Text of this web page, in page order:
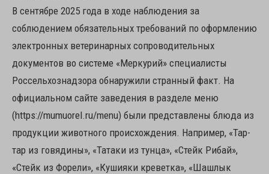
В сентябре 2025 года в ходе наблюдения за
соблюдением обязательных требований по оформлению
электронных ветеринарных сопроводительных
документов во системе «Меркурий» специалисты
Россельхознадзора обнаружили странный факт. На
официальном сайте заведения в разделе меню
(https://mumuorel.ru/menu) были представлены блюда из
продукции животного происхождения. Например, «Тар-
тар из говядины», «Татаки из тунца», «Стейк Рибай»,
«Стейк из Форели», «Кушияки креветка», «Шашлык